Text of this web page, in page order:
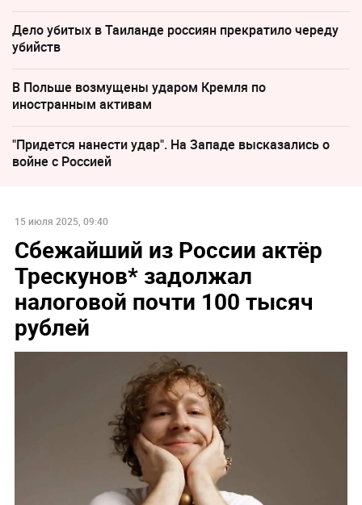
Дело убитых в Таиланде россиян прекратило череду
убийств
В Польше возмущены ударом Кремля по
иностранным активам
"Придется нанести удар". На Западе высказались о
войне с Россией
15 июля 2025, 09:40
Сбежайший из России актёр
Трескунов* задолжал
налоговой почти 100 тысяч
рублей